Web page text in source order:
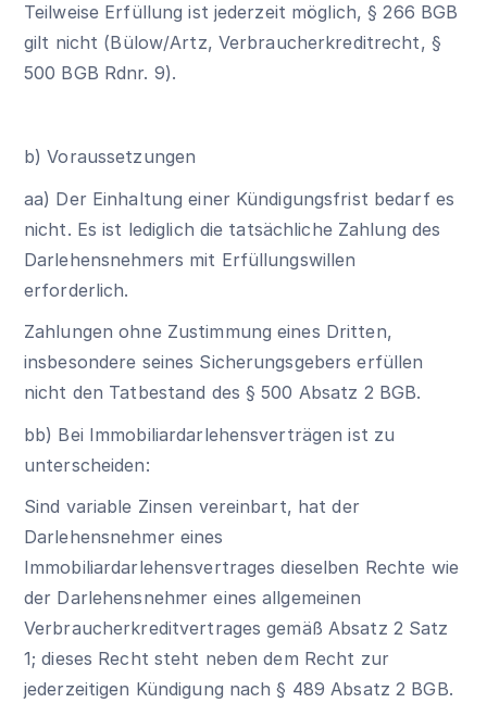
Teilweise Erfüllung ist jederzeit möglich,§ 266 BGB
gilt nicht (Bülow/Artz, Verbraucherkreditrecht, §
500 BGB Rdnr. 9).
b) Voraussetzungen
aa) Der Einhaltung einer Kündigungsfrist bedarf es
nicht. Es ist lediglich die tatsächliche Zahlung des
Darlehensnehmers mit Erfüllungswillen
erforderlich.
Zahlungen ohne Zustimmung eines Dritten,
insbesondere seines Sicherungsgebers erfüllen
nicht den Tatbestand des § 500 Absatz 2 BGB.
bb) Bei Immobiliardarlehensverträgen ist zu
unterscheiden:
Sind variable Zinsen vereinbart, hat der
Darlehensnehmer eines
Immobiliardarlehensvertrages dieselben Rechte wie
der Darlehensnehmer eines allgemeinen
Verbraucherkreditvertrages gemäß Absatz 2 Satz
1; dieses Recht steht neben dem Recht zur
jederzeitigen Kündigung nach § 489 Absatz 2 BGB.